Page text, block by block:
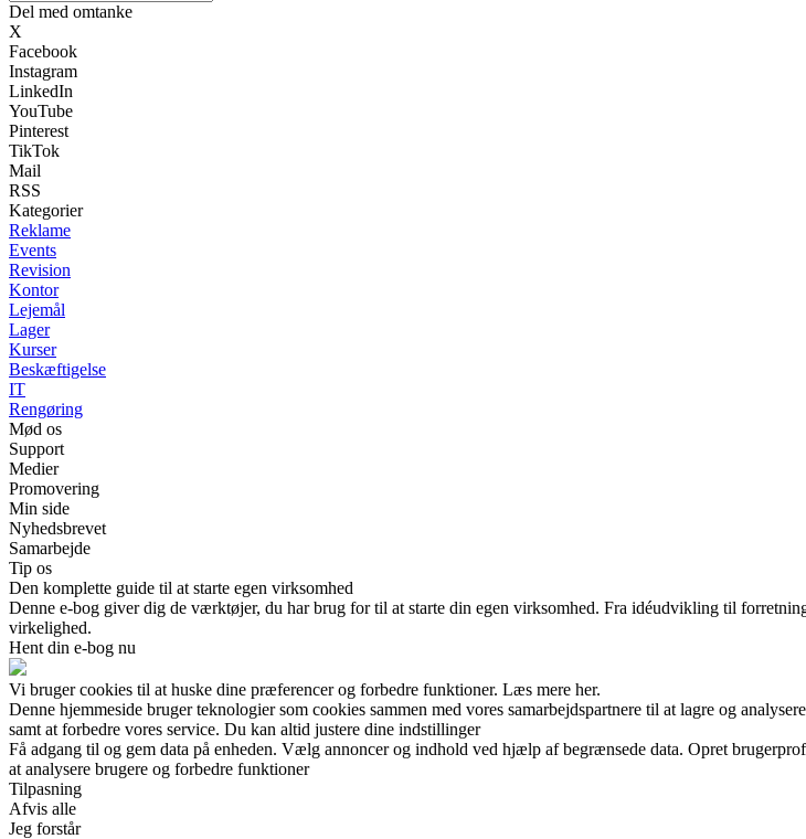
Del med omtanke
X
Facebook
Instagram
LinkedIn
YouTube
Pinterest
TikTok
Mail
RSS
Kategorier
Reklame
Events
Revision
Kontor
Lejemål
Lager
Kurser
Beskæftigelse
IT
Rengøring
Mød os
Support
Medier
Promovering
Min side
Nyhedsbrevet
Samarbejde
Tip os
Den komplette guide til at starte egen virksomhed
Denne e-bog giver dig de værktøjer, du har brug for til at starte din egen virksomhed. Fra idéudvikling til
virkelighed.
Hent din e-bog nu
Vi bruger cookies til at huske dine præferencer og forbedre funktioner. Læs mere her.
Denne hjemmeside bruger teknologier som cookies sammen med vores samarbejdspartnere til at lagre og
samt at forbedre vores service. Du kan altid justere dine indstillinger
Få adgang til og gem data på enheden. Vælg annoncer og indhold ved hjælp af begrænsede data. Opret
at analysere brugere og forbedre funktioner
Tilpasning
Afvis alle
Jeg forstår